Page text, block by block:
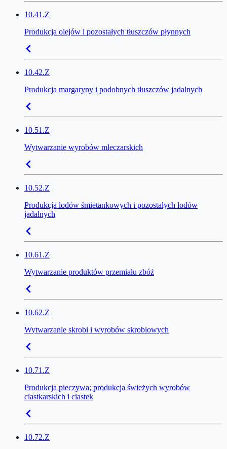
10.41.Z
Produkcja olejów i pozostałych tłuszczów płynnych
10.42.Z
Produkcja margaryny i podobnych tłuszczów jadalnych
10.51.Z
Wytwarzanie wyrobów mleczarskich
10.52.Z
Produkcja lodów śmietankowych i pozostałych lodów
jadalnych
10.61.Z
Wytwarzanie produktów przemiału zbóż
10.62.Z
Wytwarzanie skrobi i wyrobów skrobiowych
10.71.Z
Produkcja pieczywa; produkcja świeżych wyrobów
ciastkarskich i ciastek
10.72.Z